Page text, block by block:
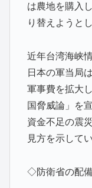
は農地を購入
り替えようと
近年台湾海峡
日本の軍当局
軍事費を拡大
国脅威論」を
資金不足の震
見方を示してい
◇防衛省の配